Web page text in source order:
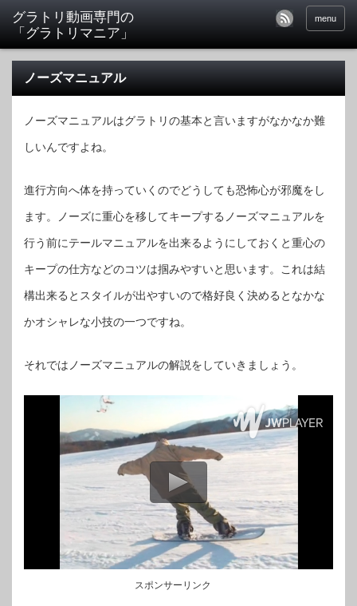
menu
ノーズマニュアル
ノーズマニュアルはグラトリの基本と言いますがなかなか難
しいんですよね。
進行方向へ体を持っていくのでどうしても恐怖心が邪魔をし
ます。ノーズに重心を移してキープするノーズマニュアルを
行う前にテールマニュアルを出来るようにしておくと重心の
キープの仕方などのコツは掴みやすいと思います。これは結
構出来るとスタイルが出やすいので格好良く決めるとなかな
かオシャレな小技の一つですね。
それではノーズマニュアルの解説をしていきましょう。
スポンサーリンク